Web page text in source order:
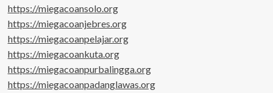
https://miegacoansolo.org
https://miegacoanjebres.org
https://miegacoanpelajar.org
https://miegacoankuta.org
https://miegacoanpurbalingga.org
https://miegacoanpadanglawas.org